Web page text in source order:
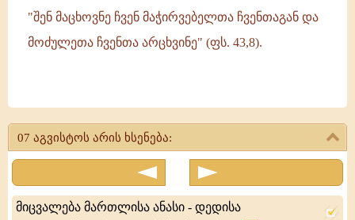
"შენ მაცხოვნე ჩვენ მაჭირვებელთა ჩვენთაგან და
მოძულეთა ჩვენთა არცხვინე" (ფს. 43,8).
მისი
იულიანათი
07 აგვისტოს არის ხსენება:
მიცვალება მართლისა ანასი - დედისა